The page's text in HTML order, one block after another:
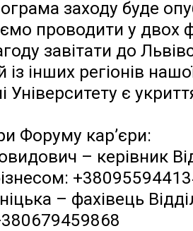
заходу буде
проводити у двох
завітати до
інших регіонів
Університету є
Форуму кар’єри:
– керівник
– фахівець